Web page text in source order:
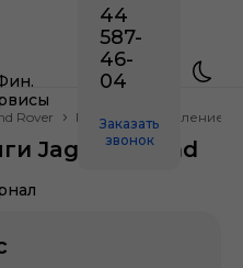
44
587-
46-
04
Заказать
звонок
Rover Рулевое управление
Jaguar / Land